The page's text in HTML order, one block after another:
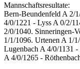
Mannschaftsresultate:
Bern-Beundenfeld A 2/
4/0/1221 - Lyss A 0/2/
2/0/1040. Sinneringen-
1/1/1096. Urtenen A 1/
Lugenbach A 4/0/1131
A 4/0/1265 -